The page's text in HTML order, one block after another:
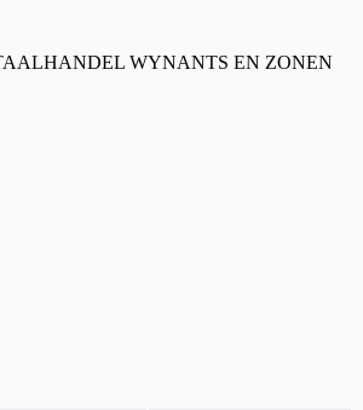
WYNANTS EN ZONEN